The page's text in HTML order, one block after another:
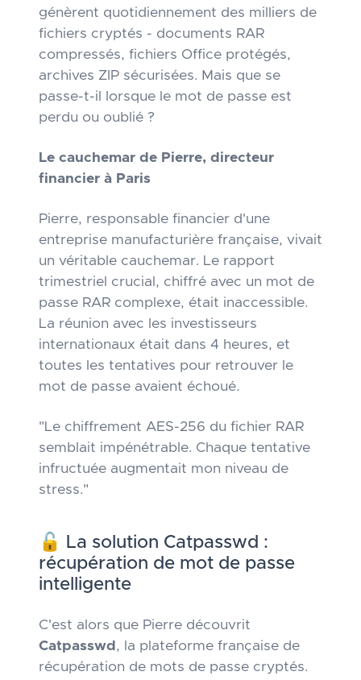
génèrent quotidiennement des milliers de
fichiers cryptés - documents RAR
compressés, fichiers Office protégés,
archives ZIP sécurisées. Mais que se
passe-t-il lorsque le mot de passe est
perdu ou oublié ?
Le cauchemar de Pierre, directeur
financier à Paris
Pierre, responsable financier d'une
entreprise manufacturière française, vivait
un véritable cauchemar. Le rapport
trimestriel crucial, chiffré avec un mot de
passe RAR complexe, était inaccessible.
La réunion avec les investisseurs
internationaux était dans 4 heures, et
toutes les tentatives pour retrouver le
mot de passe avaient échoué.
"Le chiffrement AES-256 du fichier RAR
semblait impénétrable. Chaque tentative
infructuée augmentait mon niveau de
stress."
🔓 La solution Catpasswd :
récupération de mot de passe
intelligente
C'est alors que Pierre découvrit
Catpasswd , la plateforme française de
récupération de mots de passe cryptés.